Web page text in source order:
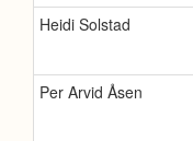
Heidi Solstad
Per Arvid Åsen